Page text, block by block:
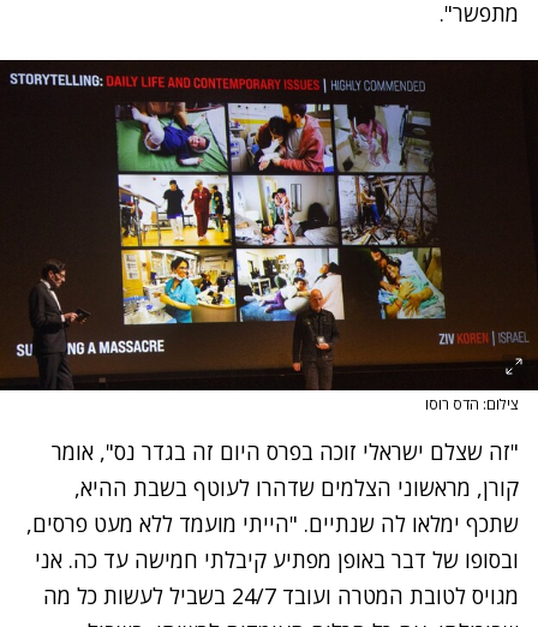
מתפשר".
צילום: הדס רוסו
"זה שצלם ישראלי זוכה בפרס היום זה בגדר נס", אומר
קורן, מראשוני הצלמים שדהרו לעוטף בשבת ההיא,
שתכף ימלאו לה שנתיים. "הייתי מועמד ללא מעט פרסים,
ובסופו של דבר באופן מפתיע קיבלתי חמישה עד כה. אני
מגויס לטובת המטרה ועובד 24/7 בשביל לעשות כל מה